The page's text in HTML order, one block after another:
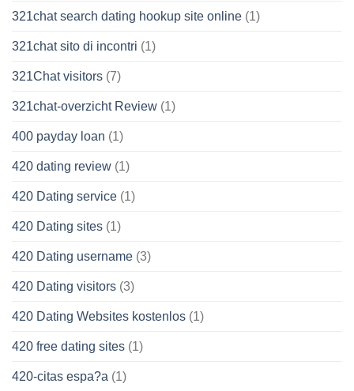
321chat search dating hookup site online (1)
321chat sito di incontri (1)
321Chat visitors (7)
321chat-overzicht Review (1)
400 payday loan (1)
420 dating review (1)
420 Dating service (1)
420 Dating sites (1)
420 Dating username (3)
420 Dating visitors (3)
420 Dating Websites kostenlos (1)
420 free dating sites (1)
420-citas espa?a (1)